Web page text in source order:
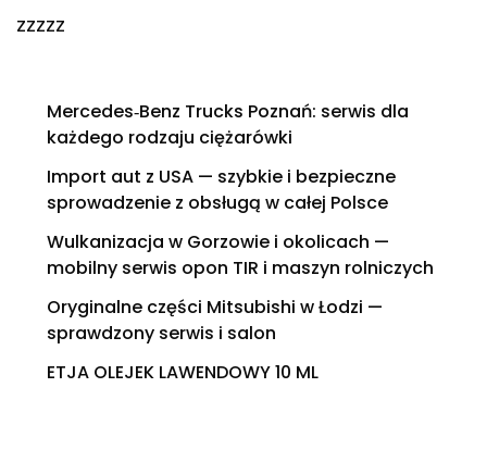
zzzzz
Mercedes‑Benz Trucks Poznań: serwis dla
każdego rodzaju ciężarówki
Import aut z USA — szybkie i bezpieczne
sprowadzenie z obsługą w całej Polsce
Wulkanizacja w Gorzowie i okolicach —
mobilny serwis opon TIR i maszyn rolniczych
Oryginalne części Mitsubishi w Łodzi —
sprawdzony serwis i salon
ETJA OLEJEK LAWENDOWY 10 ML